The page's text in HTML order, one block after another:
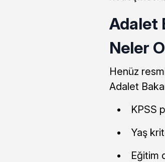
Adalet
Neler
Henüz
Adalet
KPSS
Yaş
Eğitim